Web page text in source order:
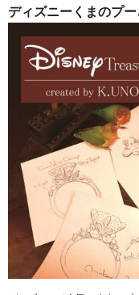
ディズニーくまのプ